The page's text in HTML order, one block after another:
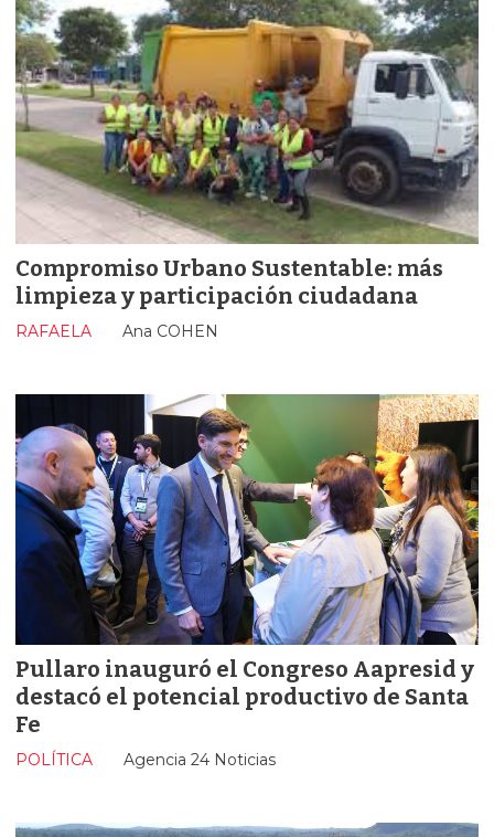
Compromiso Urbano Sustentable: más
limpieza y participación ciudadana
Ana COHEN
RAFAELA
Pullaro inauguró el Congreso Aapresid y
destacó el potencial productivo de Santa
Fe
Agencia 24 Noticias
POLÍTICA